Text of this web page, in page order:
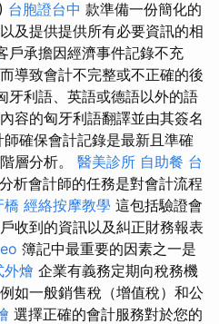
台胞證台中 款準備一份簡化的
及提供提供所有必要資訊的相
戶承擔因經濟事件記錄不充
導致會計不完整或不正確的後
牙利語、英語或德語以外的語
容的匈牙利語翻譯並由其簽名
確保會計記錄是最新且準確
層分析。 醫美診所 自助餐 台
分析會計師的任務是對會計流程
橋 經絡按摩教學 這包括驗證會
收到的資訊以及糾正財務報表
簿記中最重要的因素之一是
外燴 企業有義務定期向稅務機
如一般銷售稅（增值稅）和公
選擇正確的會計服務對於您的